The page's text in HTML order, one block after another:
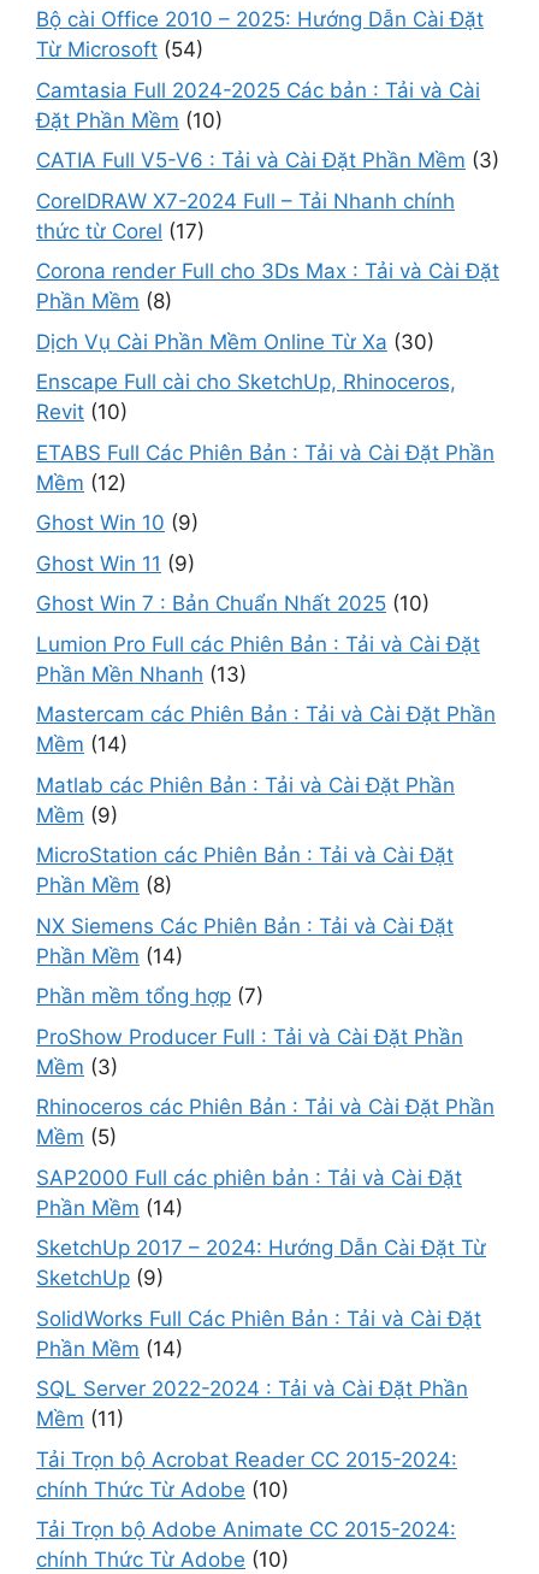
Bộ cài Office 2010 – 2025: Hướng Dẫn Cài Đặt
Từ Microsoft (54)
Camtasia Full 2024-2025 Các bản : Tải và Cài
Đặt Phần Mềm (10)
CATIA Full V5-V6 : Tải và Cài Đặt Phần Mềm (3)
CorelDRAW X7-2024 Full – Tải Nhanh chính
thức từ Corel (17)
Corona render Full cho 3Ds Max : Tải và Cài Đặt
Phần Mềm (8)
Dịch Vụ Cài Phần Mềm Online Từ Xa (30)
Enscape Full cài cho SketchUp, Rhinoceros,
Revit (10)
ETABS Full Các Phiên Bản : Tải và Cài Đặt Phần
Mềm (12)
Ghost Win 10 (9)
Ghost Win 11 (9)
Ghost Win 7 : Bản Chuẩn Nhất 2025 (10)
Lumion Pro Full các Phiên Bản : Tải và Cài Đặt
Phần Mền Nhanh (13)
Mastercam các Phiên Bản : Tải và Cài Đặt Phần
Mềm (14)
Matlab các Phiên Bản : Tải và Cài Đặt Phần
Mềm (9)
MicroStation các Phiên Bản : Tải và Cài Đặt
Phần Mềm (8)
NX Siemens Các Phiên Bản : Tải và Cài Đặt
Phần Mềm (14)
Phần mềm tổng hợp (7)
ProShow Producer Full : Tải và Cài Đặt Phần
Mềm (3)
Rhinoceros các Phiên Bản : Tải và Cài Đặt Phần
Mềm (5)
SAP2000 Full các phiên bản : Tải và Cài Đặt
Phần Mềm (14)
SketchUp 2017 – 2024: Hướng Dẫn Cài Đặt Từ
SketchUp (9)
SolidWorks Full Các Phiên Bản : Tải và Cài Đặt
Phần Mềm (14)
SQL Server 2022-2024 : Tải và Cài Đặt Phần
Mềm (11)
Tải Trọn bộ Acrobat Reader CC 2015-2024:
chính Thức Từ Adobe (10)
Tải Trọn bộ Adobe Animate CC 2015-2024:
chính Thức Từ Adobe (10)